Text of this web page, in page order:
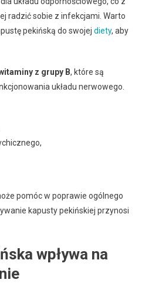
radzić sobie z infekcjami. Warto
pekińską do swojej diety, aby
z grupy B, które są
układu nerwowego.
pomóc w poprawie ogólnego
kapusty pekińskiej przynosi
wpływa na